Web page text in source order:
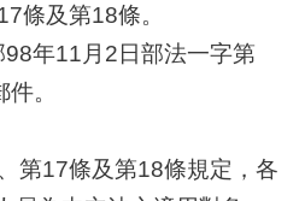
條及第18條。
年11月2日部法一字第
。
第17條及第18條規定，各